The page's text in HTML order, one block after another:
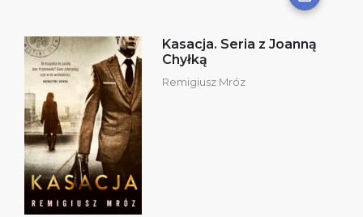
Kasacja. Seria z Joanną
Chyłką
Remigiusz Mróz